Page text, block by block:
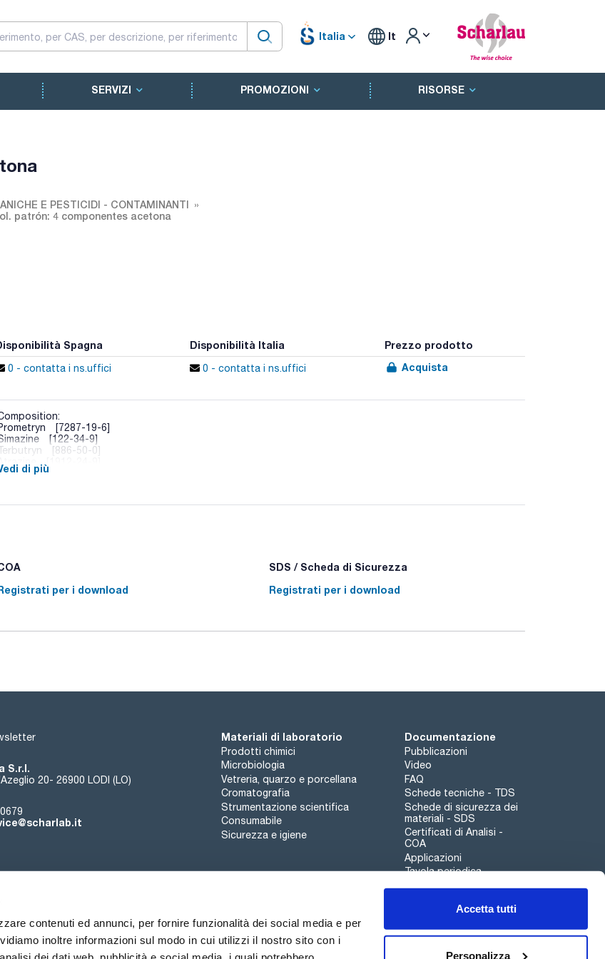
contenuti ed annunci, per fornire funzionalità dei social media e per
inoltre informazioni sul modo in cui utilizzi il nostro sito con i
Accetta tutti
Personalizza
Italia It
SERVIZI PROMOZIONI RISORSE
E PESTICIDI - CONTAMINANTI
patrón: 4 componentes acetona
Spagna Disponibilità Italia Prezzo prodotto
0 - contatta i ns.uffici 0 - contatta i ns.uffici Acquista
[7287-19-6]
[122-34-9]
[886-50-0]
di più
per i download
SDS / Scheda di Sicurezza
Registrati per i download
S.r.l.
20- 26900 LODI (LO)
Materiali di laboratorio
Prodotti chimici
Microbiologia
Vetreria, quarzo e porcellana
Cromatografia
Strumentazione scientifica
Consumabile
Sicurezza e igiene
Documentazione
Pubblicazioni
Video
FAQ
Schede tecniche - TDS
Schede di sicurezza dei
materiali - SDS
Certificati di Analisi -
COA
Applicazioni
Tavola periodica
Canale di segnalazioni
Chi siamo Eventi Contatto Novità